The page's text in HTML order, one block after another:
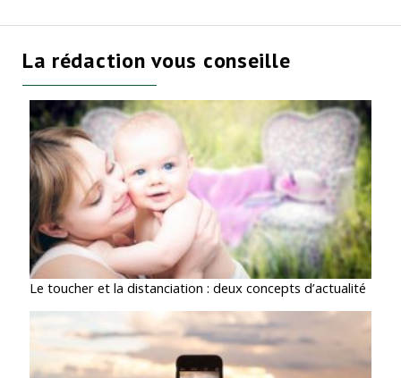
La rédaction vous conseille
Le toucher et la distanciation : deux concepts d’actualité